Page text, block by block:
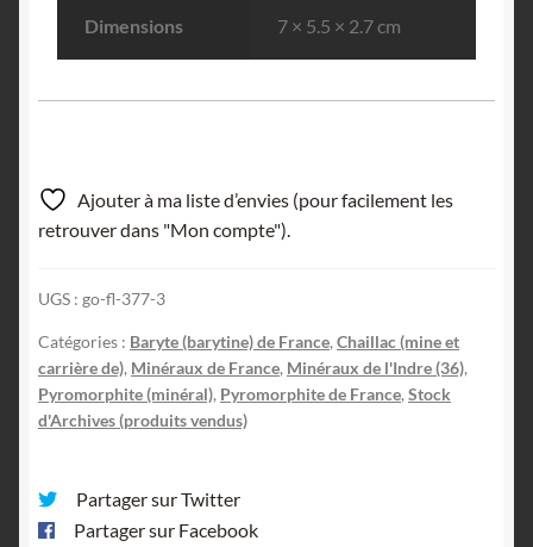
Dimensions 7 × 5.5 × 2.7 cm
Ajouter à ma liste d’envies (pour facilement les
retrouver dans "Mon compte").
UGS : go-fl-377-3
Catégories : Baryte (barytine) de France, Chaillac (mine et
carrière de), Minéraux de France, Minéraux de l'Indre (36),
Pyromorphite (minéral), Pyromorphite de France, Stock
d'Archives (produits vendus)
Partager sur Twitter
Partager sur Facebook